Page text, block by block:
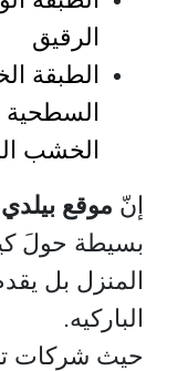
الرقيق
الطبقة
السطحية
الخشب
إنّ موقع بيلدي
بسيطة حولَ
المنزل بل
الباركيه.
حيث شركات